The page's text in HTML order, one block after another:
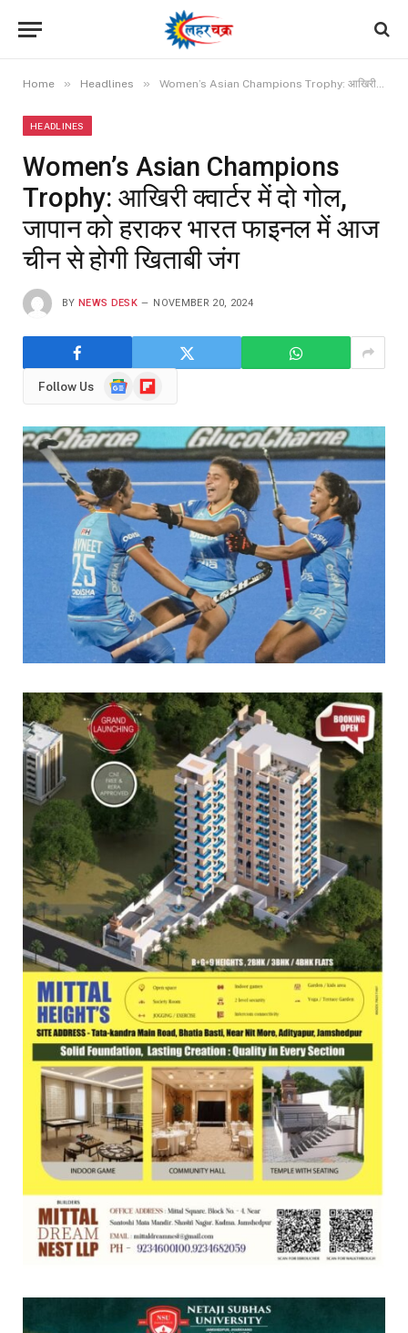
Home » Headlines » Women’s Asian Champions Trophy: आखिरी क्वार्टर में दो गोल, जापान को हराकर भारत फाइनल में आज चीन से होगी खिताबी जंग
HEADLINES
Women’s Asian Champions
Trophy: आखिरी क्वार्टर में दो गोल,
जापान को हराकर भारत फाइनल में आज
चीन से होगी खिताबी जंग
BY NEWS DESK NOVEMBER 20, 2024
Follow Us
GoogleFlipboard